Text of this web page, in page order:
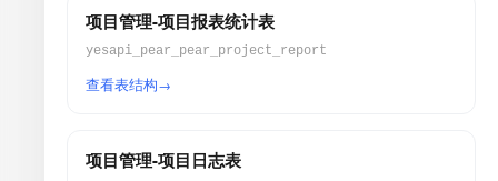
项目管理-项目报表统计表
yesapi_pear_pear_project_report
查看表结构
项目管理-项目日志表